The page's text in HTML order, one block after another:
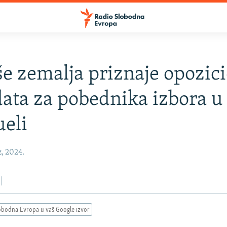
zemalja priznaje
za pobednika izbora u
2024.
Evropa u vaš Google izvor